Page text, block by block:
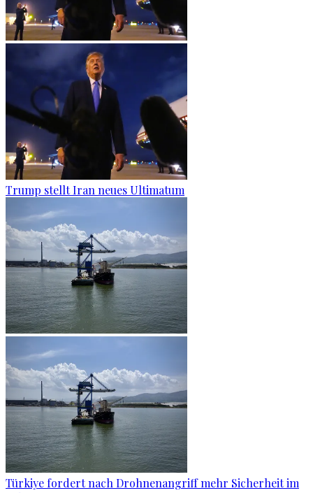
Trump stellt Iran neues Ultimatum
Türkiye fordert nach Drohnenangriff mehr Sicherheit im